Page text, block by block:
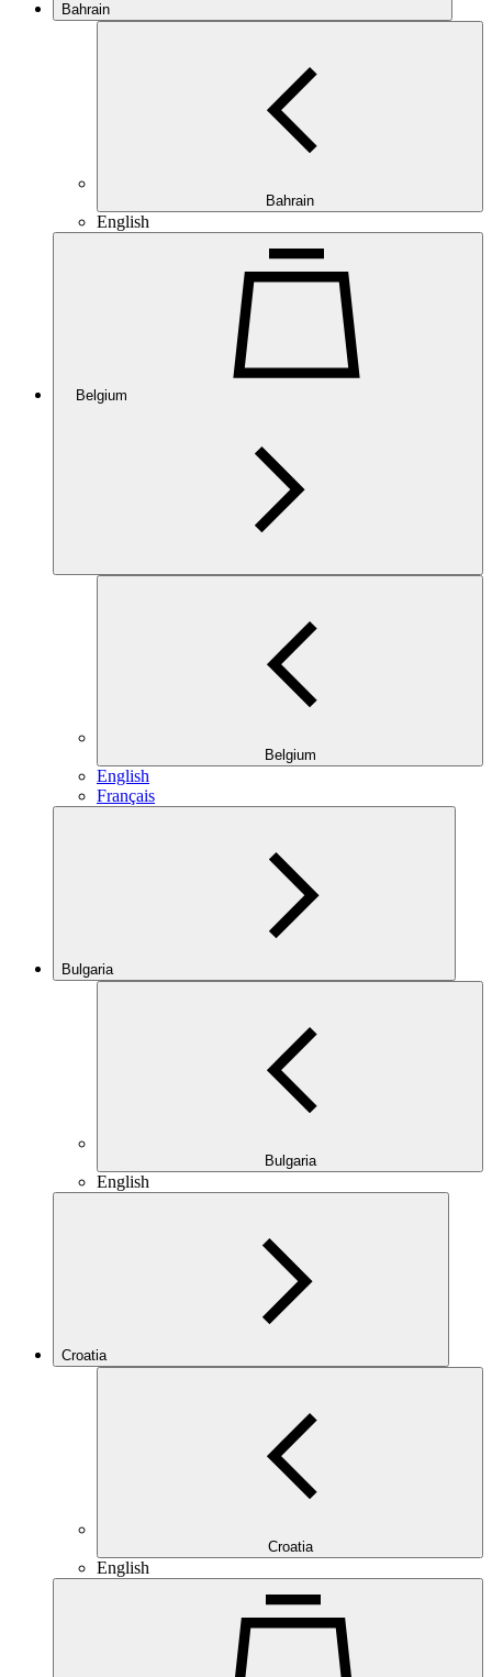
Bahrain
Bahrain
English
Belgium
Belgium
English
Français
Bulgaria
Bulgaria
English
Croatia
Croatia
English